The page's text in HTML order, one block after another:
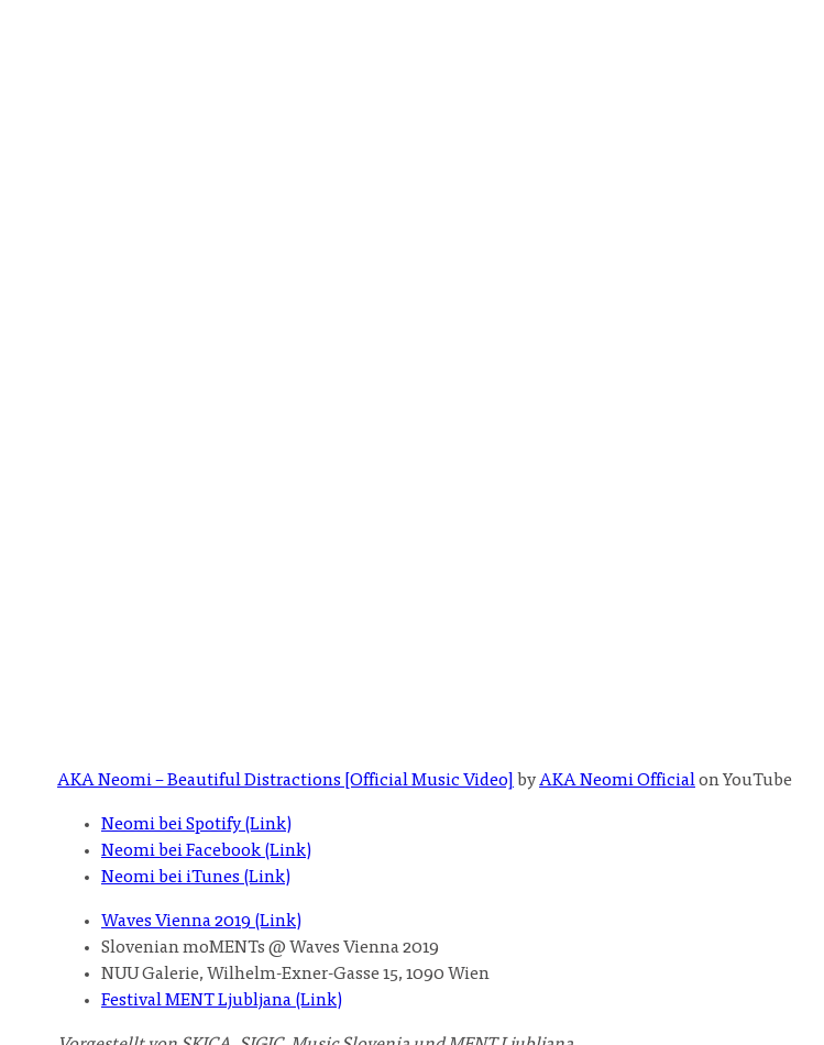
AKA Neomi – Beautiful Distractions [Official Music Video] byAKA Neomi Officialon YouTube
Neomi bei Spotify (Link)
Neomi bei Facebook (Link)
Neomi bei iTunes (Link)
Waves Vienna 2019 (Link)
Slovenian moMENTs @ Waves Vienna 2019
NUU Galerie, Wilhelm-Exner-Gasse 15, 1090 Wien
Festival MENT Ljubljana (Link)